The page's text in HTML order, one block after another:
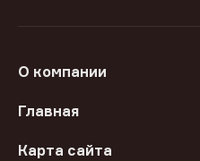
О компании
Главная
Карта сайта